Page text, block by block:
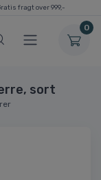
fragt over 999,-
0
sort